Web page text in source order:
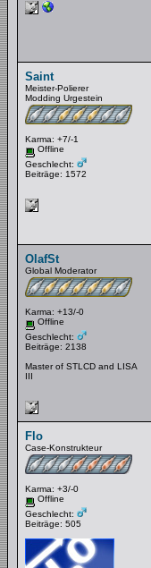
Saint
Meister-Polierer
Modding Urgestein
Karma: +7/-1
Offline
Geschlecht:
Beiträge: 1572
OlafSt
Global Moderator
Karma: +13/-0
Offline
Geschlecht:
Beiträge: 2138
Master of STLCD and LISA
III
Flo
Case-Konstrukteur
Karma: +3/-0
Offline
Geschlecht:
Beiträge: 505